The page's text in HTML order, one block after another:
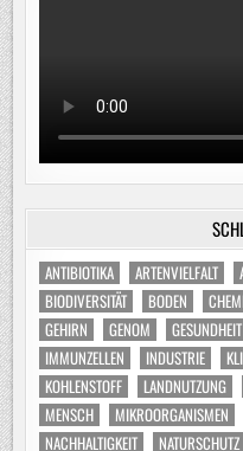
ANTIBIOTIKA ARTENVIELFALT
BIODIVERSITÄT
BODEN
GEHIRN
GENOM GESUNDHEIT
IMMUNZELLEN
INDUSTRIE
KOHLENSTOFF
LANDNUTZUNG
MENSCH
MIKROORGANISMEN
NACHHALTIGKEIT
NATURSCHUTZ